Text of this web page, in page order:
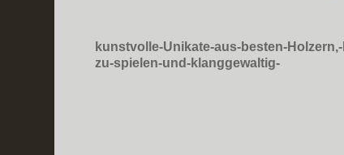
kunstvolle-Unikate-aus-besten-
zu-spielen-und-klanggewaltig-